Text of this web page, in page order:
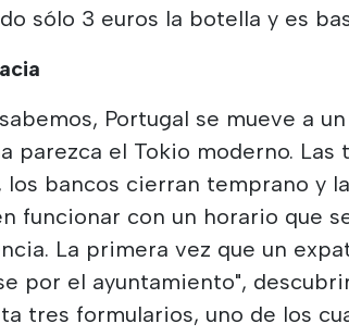
sólo 3 euros la botella y es
Portugal se mueve a
parezca el Tokio moderno.
los bancos cierran temprano y
funcionar con un horario que
La primera vez que un
por el ayuntamiento",
tres formularios, uno de los